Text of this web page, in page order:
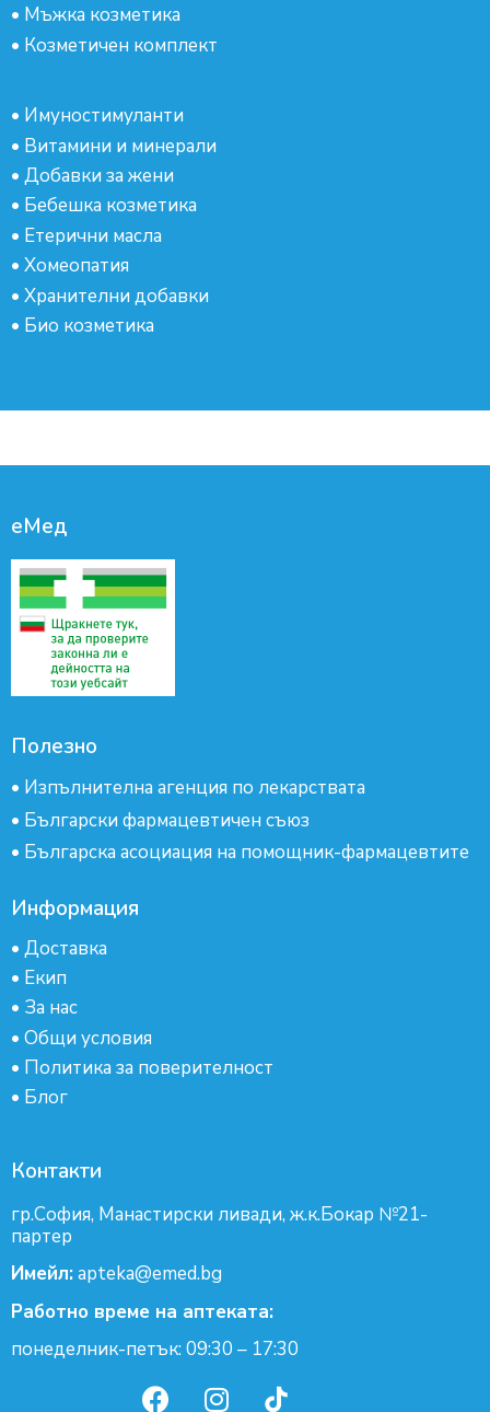
• Мъжка козметика
• Козметичен комплект
• Имуностимуланти
• Витамини и минерали
• Добавки за жени
• Бебешка козметика
• Етерични масла
• Хомеопатия
• Хранителни добавки
• Био козметика
еМед
Полезно
• Изпълнителна агенция по лекарствата
• Български фармацевтичен съюз
• Българска асоциация на помощник-фармацевтите
Информация
• Доставка
• Екип
• За нас
• Общи условия
• Политика за поверителност
• Блог
Контакти
гр.София, Манастирски ливади, ж.к.Бокар №21-
партер
Имейл:apteka@emed.bg
Работно време на аптеката:
понеделник-петък: 09:30 – 17:30